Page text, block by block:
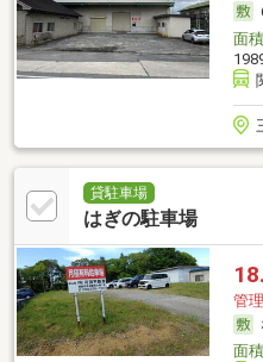
面積
貸駐車場
はぎの駐車場
管
面積